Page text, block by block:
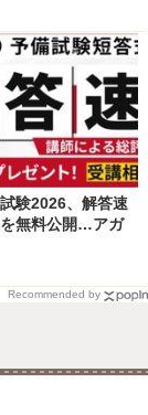
験2026、解答速
無料公開…アガ
Recommended by